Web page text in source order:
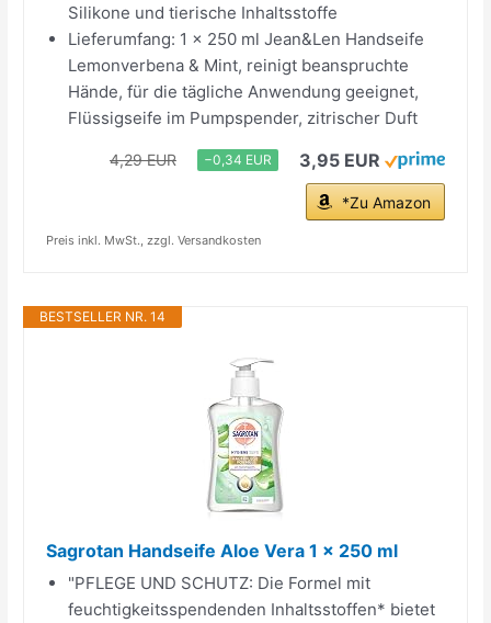
Silikone und tierische Inhaltsstoffe
Lieferumfang: 1 x 250 ml Jean&Len Handseife
Lemonverbena & Mint, reinigt beanspruchte
Hände, für die tägliche Anwendung geeignet,
Flüssigseife im Pumpspender, zitrischer Duft
4,29 EUR −0,34 EUR 3,95 EUR
*Zu Amazon
Preis inkl. MwSt., zzgl. Versandkosten
BESTSELLER NR. 14
Sagrotan Handseife Aloe Vera 1 x 250 ml
"PFLEGE UND SCHUTZ: Die Formel mit
feuchtigkeitsspendenden Inhaltsstoffen* bietet